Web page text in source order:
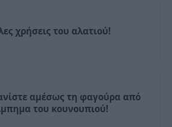
χρήσεις του αλατιού!
αμέσως τη φαγούρα από
του κουνουπιού!